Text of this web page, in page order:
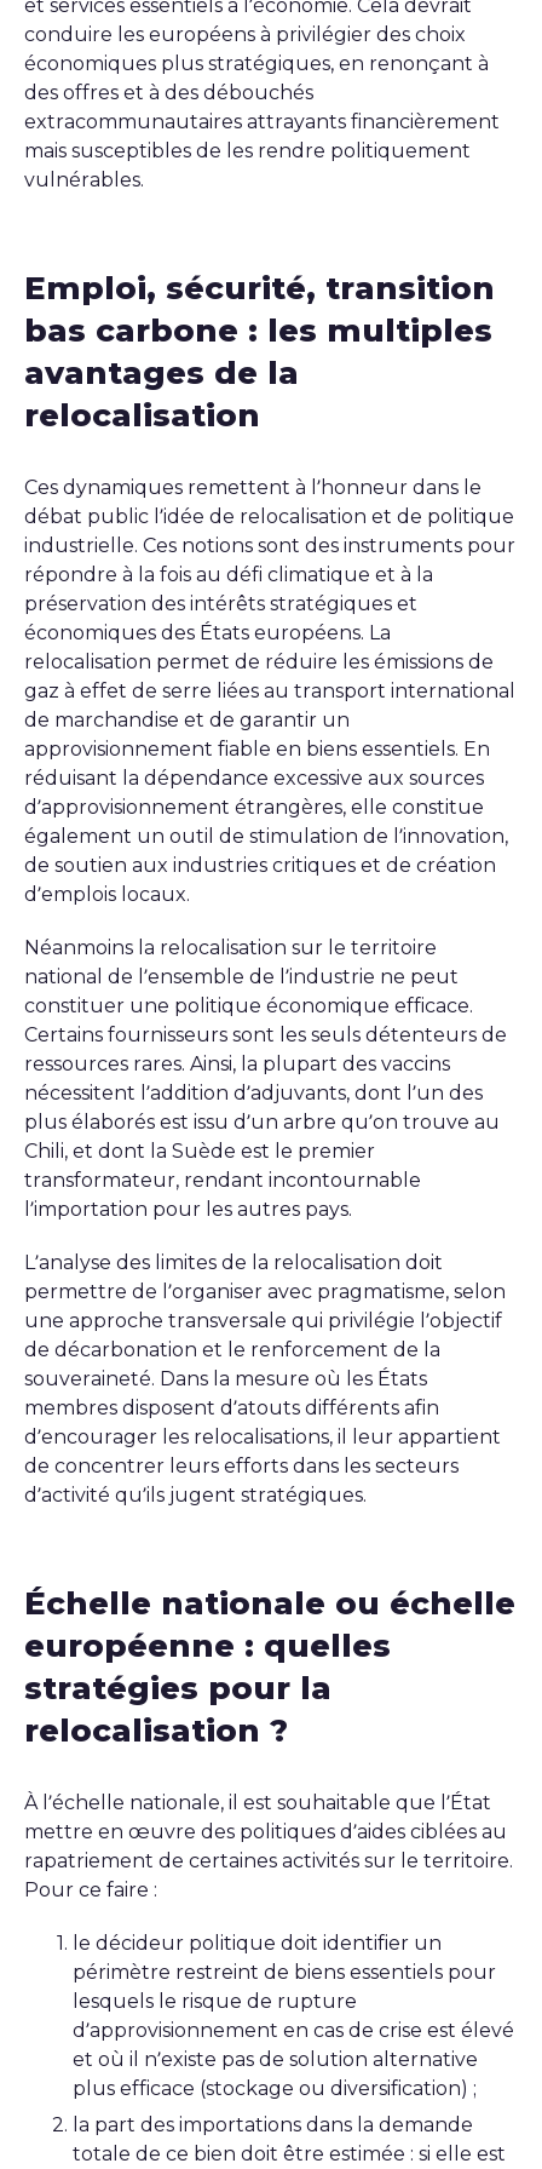
et services essentiels à l’économie. Cela devrait
conduire les européens à privilégier des choix
économiques plus stratégiques, en renonçant à
des offres et à des débouchés
extracommunautaires attrayants financièrement
mais susceptibles de les rendre politiquement
vulnérables.
Emploi, sécurité, transition
bas carbone : les multiples
avantages de la
relocalisation
Ces dynamiques remettent à l’honneur dans le
débat public l’idée de relocalisation et de politique
industrielle. Ces notions sont des instruments pour
répondre à la fois au défi climatique et à la
préservation des intérêts stratégiques et
économiques des États européens. La
relocalisation permet de réduire les émissions de
gaz à effet de serre liées au transport international
de marchandise et de garantir un
approvisionnement fiable en biens essentiels. En
réduisant la dépendance excessive aux sources
d’approvisionnement étrangères, elle constitue
également un outil de stimulation de l’innovation,
de soutien aux industries critiques et de création
d’emplois locaux.
Néanmoins la relocalisation sur le territoire
national de l’ensemble de l’industrie ne peut
constituer une politique économique efficace.
Certains fournisseurs sont les seuls détenteurs de
ressources rares. Ainsi, la plupart des vaccins
nécessitent l’addition d’adjuvants, dont l’un des
plus élaborés est issu d’un arbre qu’on trouve au
Chili, et dont la Suède est le premier
transformateur, rendant incontournable
l’importation pour les autres pays.
L’analyse des limites de la relocalisation doit
permettre de l’organiser avec pragmatisme, selon
une approche transversale qui privilégie l’objectif
de décarbonation et le renforcement de la
souveraineté. Dans la mesure où les États
membres disposent d’atouts différents afin
d’encourager les relocalisations, il leur appartient
de concentrer leurs efforts dans les secteurs
d’activité qu’ils jugent stratégiques.
Échelle nationale ou échelle
européenne : quelles
stratégies pour la
relocalisation ?
À l’échelle nationale, il est souhaitable que l’État
mettre en œuvre des politiques d’aides ciblées au
rapatriement de certaines activités sur le territoire.
Pour ce faire :
le décideur politique doit identifier un
périmètre restreint de biens essentiels pour
lesquels le risque de rupture
d’approvisionnement en cas de crise est élevé
et où il n’existe pas de solution alternative
plus efficace (stockage ou diversification) ;
la part des importations dans la demande
totale de ce bien doit être estimée : si elle est